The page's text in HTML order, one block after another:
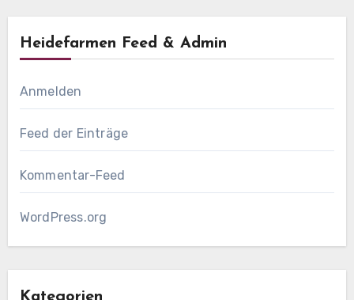
Heidefarmen Feed & Admin
Anmelden
Feed der Einträge
Kommentar-Feed
WordPress.org
Kategorien